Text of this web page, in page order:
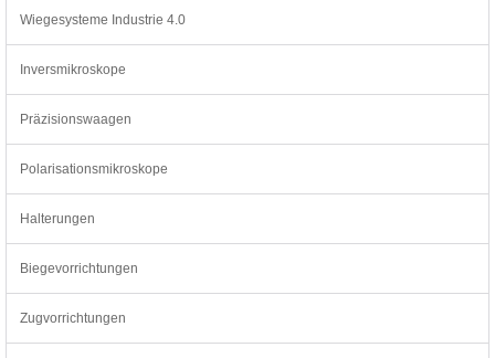
Wiegesysteme Industrie 4.0
Inversmikroskope
Präzisionswaagen
Polarisationsmikroskope
Halterungen
Biegevorrichtungen
Zugvorrichtungen